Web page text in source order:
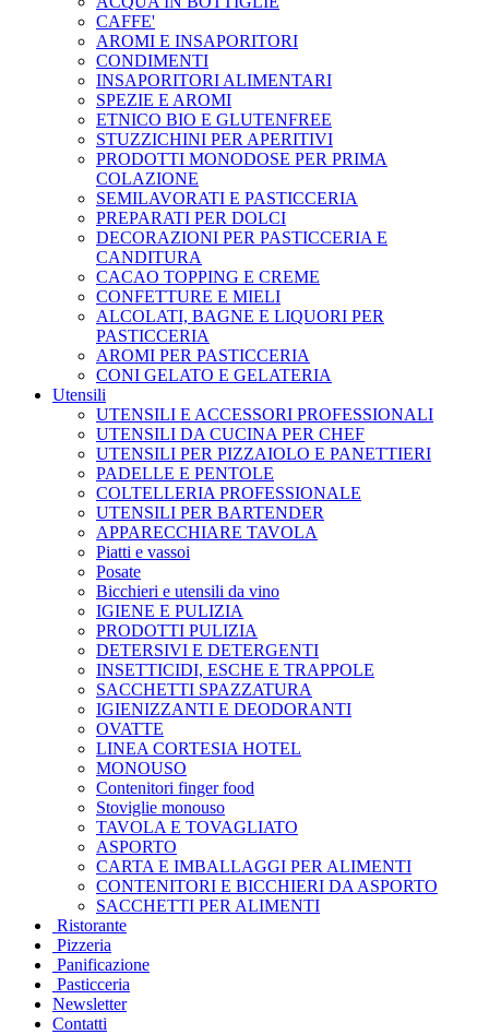
CAFFE'
AROMI E INSAPORITORI
CONDIMENTI
INSAPORITORI ALIMENTARI
SPEZIE E AROMI
ETNICO BIO E GLUTENFREE
STUZZICHINI PER APERITIVI
PRODOTTI MONODOSE PER PRIMA
COLAZIONE
SEMILAVORATI E PASTICCERIA
PREPARATI PER DOLCI
DECORAZIONI PER PASTICCERIA E
CANDITURA
CACAO TOPPING E CREME
CONFETTURE E MIELI
ALCOLATI, BAGNE E LIQUORI PER
PASTICCERIA
AROMI PER PASTICCERIA
CONI GELATO E GELATERIA
Utensili
UTENSILI E ACCESSORI PROFESSIONALI
UTENSILI DA CUCINA PER CHEF
UTENSILI PER PIZZAIOLO E PANETTIERI
PADELLE E PENTOLE
COLTELLERIA PROFESSIONALE
UTENSILI PER BARTENDER
APPARECCHIARE TAVOLA
Piatti e vassoi
Posate
Bicchieri e utensili da vino
IGIENE E PULIZIA
PRODOTTI PULIZIA
DETERSIVI E DETERGENTI
INSETTICIDI, ESCHE E TRAPPOLE
SACCHETTI SPAZZATURA
IGIENIZZANTI E DEODORANTI
OVATTE
LINEA CORTESIA HOTEL
MONOUSO
Contenitori finger food
Stoviglie monouso
TAVOLA E TOVAGLIATO
ASPORTO
CARTA E IMBALLAGGI PER ALIMENTI
CONTENITORI E BICCHIERI DA ASPORTO
SACCHETTI PER ALIMENTI
Ristorante
Pizzeria
Panificazione
Pasticceria
Newsletter
Contatti